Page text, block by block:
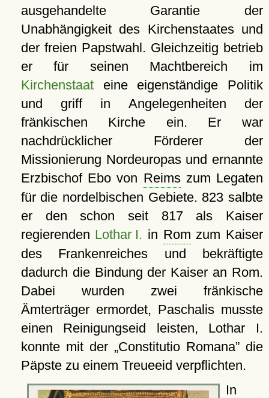
ausgehandelte Garantie der
Unabhängigkeit des Kirchenstaates und
der freien Papstwahl. Gleichzeitig betrieb
er für seinen Machtbereich im
Kirchenstaateine eigenständige Politik
und griff in Angelegenheiten der
fränkischen Kirche ein. Er war
nachdrücklicher Förderer der
Missionierung Nordeuropas und ernannte
Erzbischof Ebo von Reimszum Legaten
für die nordelbischen Gebiete. 823 salbte
er den schon seit 817 als Kaiser
regierenden Lothar I. in Rom zum Kaiser
des Frankenreiches und bekräftigte
dadurch die Bindung der Kaiser an Rom.
Dabei wurden zwei fränkische
Ämterträger ermordet, Paschalis musste
einen Reinigungseid leisten, Lothar I.
konnte mit der
Constitutio Romana die
Päpste zu einem Treueeid verpflichten.
In